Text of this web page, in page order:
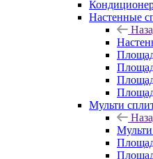
Настенные
Мульти